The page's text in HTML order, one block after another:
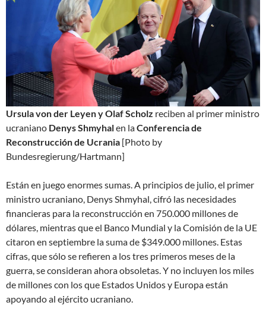
Ursula von der Leyen y Olaf Scholz reciben al primer ministro
ucraniano Denys Shmyhalen laConferencia de
Reconstrucción de Ucrania [Photo by
Bundesregierung/Hartmann]
Están en juego enormes sumas. A principios de julio, el primer
ministro ucraniano, Denys Shmyhal, cifró las necesidades
financieras para la reconstrucción en 750.000 millones de
dólares, mientras que el Banco Mundial y la Comisión de la UE
citaron en septiembre la suma de $349.000 millones. Estas
cifras, que sólo se refieren a los tres primeros meses de la
guerra, se consideran ahora obsoletas. Y no incluyen los miles
de millones con los que Estados Unidos y Europa están
apoyando al ejército ucraniano.